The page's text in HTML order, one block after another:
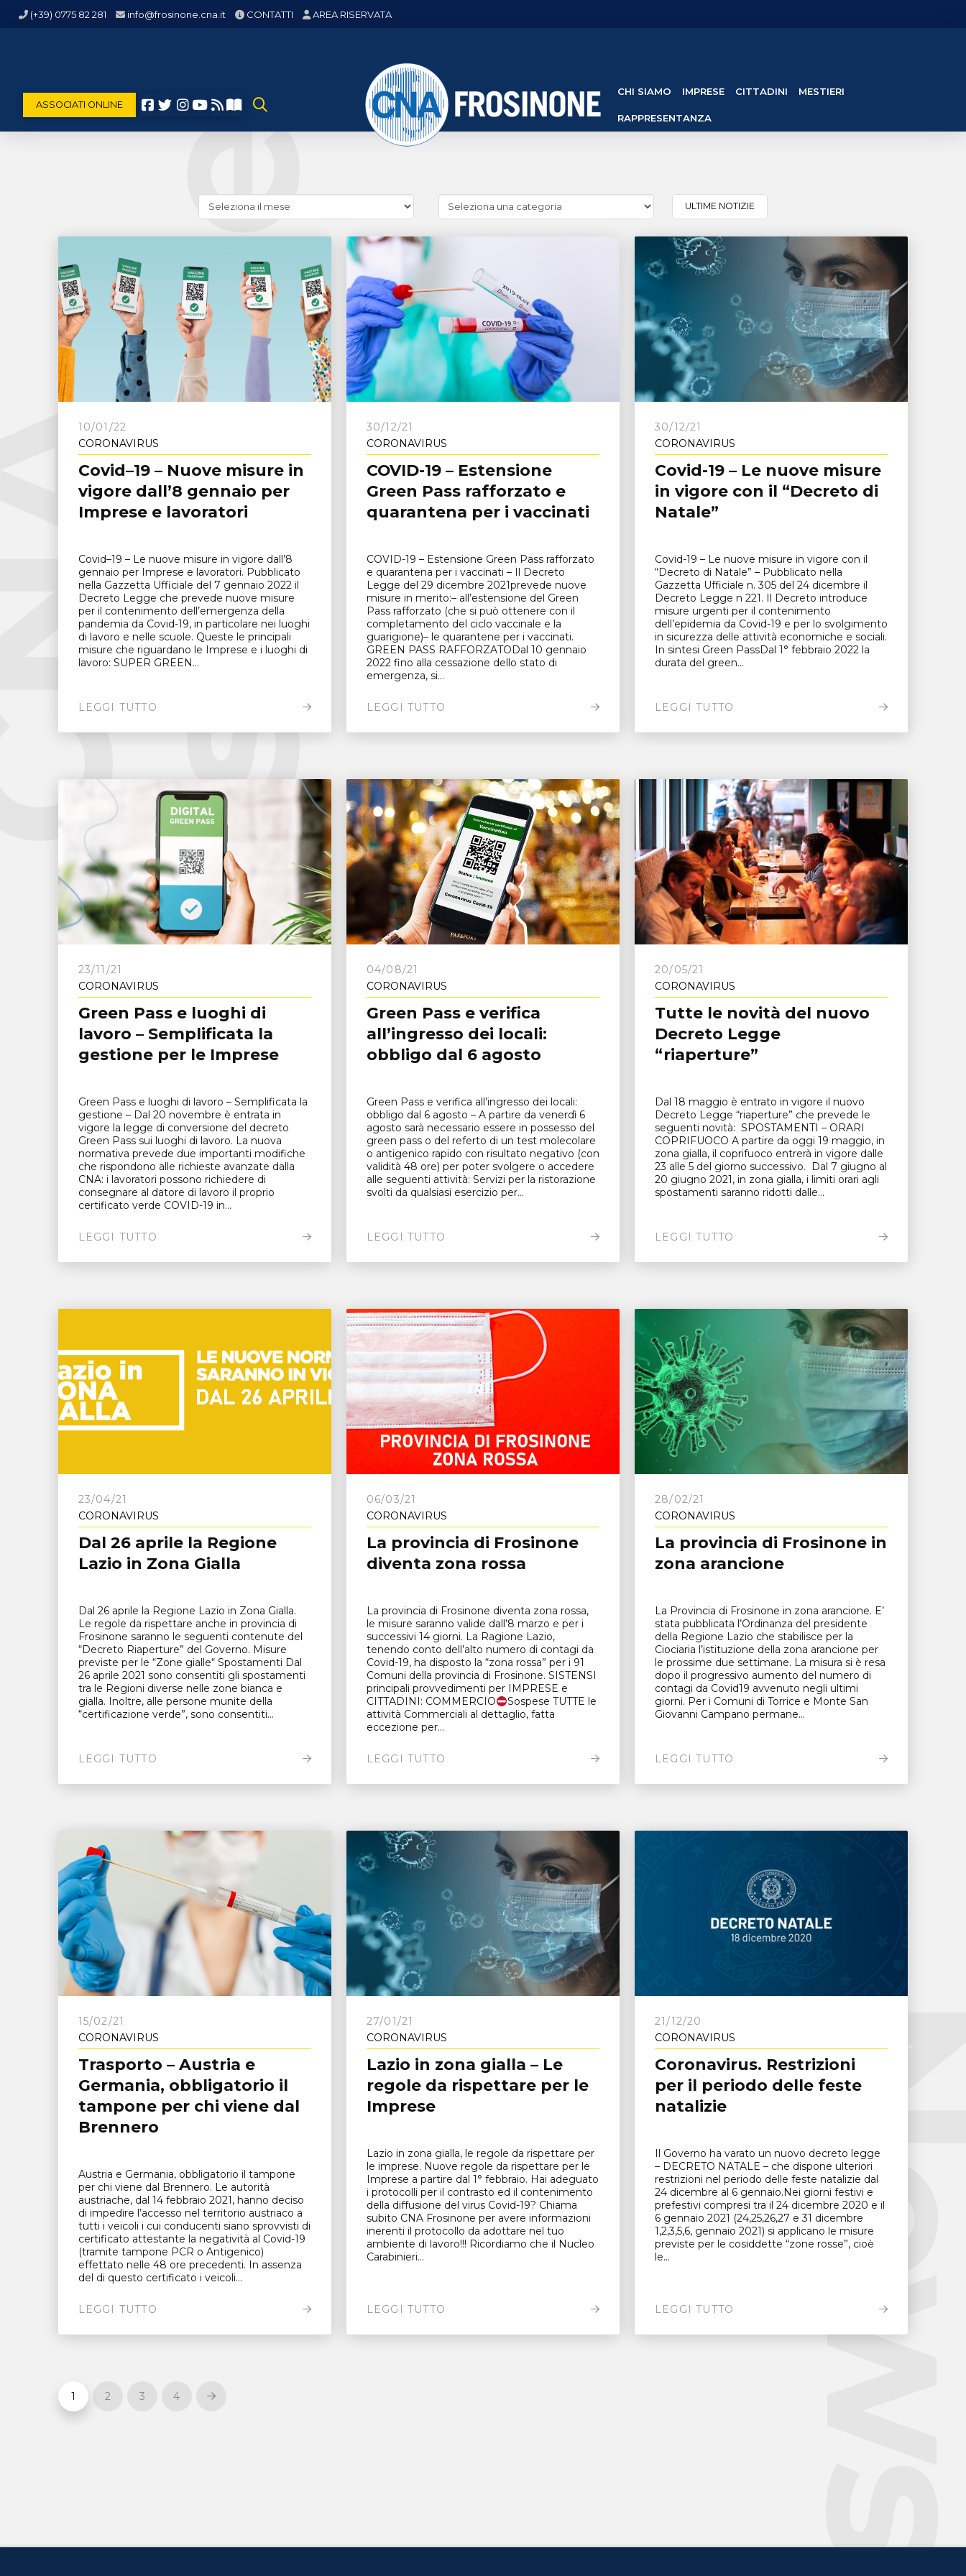
(+39) 0775 82 281 info@frosinone.cna.it CONTATTI AREA RISERVATA
ASSOCIATI ONLINE
CHI SIAMO IMPRESE CITTADINI MESTIERI
RAPPRESENTANZA
e ULTIME NOTIZIE
10/01/22
CORONAVIRUS
Covid–19 – Nuove misure in
vigore dall’8 gennaio per
Imprese e lavoratori
Covid–19 – Le nuove misure in vigore dall’8
gennaio per Imprese e lavoratori. Pubblicato
nella Gazzetta Ufficiale del 7 gennaio 2022 il
Decreto Legge che prevede nuove misure
per il contenimento dell’emergenza della
pandemia da Covid-19, in particolare nei luoghi
di lavoro e nelle scuole. Queste le principali
misure che riguardano le Imprese e i luoghi di
lavoro: SUPER GREEN...
LEGGI TUTTO
30/12/21
CORONAVIRUS
COVID-19 – Estensione
Green Pass rafforzato e
quarantena per i vaccinati
COVID-19 – Estensione Green Pass rafforzato
e quarantena per i vaccinati – Il Decreto
Legge del 29 dicembre 2021prevede nuove
misure in merito:– all’estensione del Green
Pass rafforzato (che si può ottenere con il
completamento del ciclo vaccinale e la
guarigione)– le quarantene per i vaccinati.
GREEN PASS RAFFORZATODal 10 gennaio
2022 fino alla cessazione dello stato di
emergenza, si...
LEGGI TUTTO
30/12/21
CORONAVIRUS
Covid-19 – Le nuove misure
in vigore con il “Decreto di
Natale”
Covid-19 – Le nuove misure in vigore con il
“Decreto di Natale” – Pubblicato nella
Gazzetta Ufficiale n. 305 del 24 dicembre il
Decreto Legge n 221. Il Decreto introduce
misure urgenti per il contenimento
dell’epidemia da Covid-19 e per lo svolgimento
in sicurezza delle attività economiche e sociali.
In sintesi Green PassDal 1° febbraio 2022 la
durata del green...
LEGGI TUTTO
23/11/21
CORONAVIRUS
Green Pass e luoghi di
lavoro – Semplificata la
gestione per le Imprese
Green Pass e luoghi di lavoro – Semplificata la
gestione – Dal 20 novembre è entrata in
vigore la legge di conversione del decreto
Green Pass sui luoghi di lavoro. La nuova
normativa prevede due importanti modifiche
che rispondono alle richieste avanzate dalla
CNA: i lavoratori possono richiedere di
consegnare al datore di lavoro il proprio
certificato verde COVID-19 in...
LEGGI TUTTO
04/08/21
CORONAVIRUS
Green Pass e verifica
all’ingresso dei locali:
obbligo dal 6 agosto
Green Pass e verifica all’ingresso dei locali:
obbligo dal 6 agosto – A partire da venerdì 6
agosto sarà necessario essere in possesso del
green pass o del referto di un test molecolare
o antigenico rapido con risultato negativo (con
validità 48 ore) per poter svolgere o accedere
alle seguenti attività: Servizi per la ristorazione
svolti da qualsiasi esercizio per...
LEGGI TUTTO
20/05/21
CORONAVIRUS
Tutte le novità del nuovo
Decreto Legge
“riaperture”
Dal 18 maggio è entrato in vigore il nuovo
Decreto Legge “riaperture” che prevede le
seguenti novità: SPOSTAMENTI – ORARI
COPRIFUOCO A partire da oggi 19 maggio, in
zona gialla, il coprifuoco entrerà in vigore dalle
23 alle 5 del giorno successivo. Dal 7 giugno al
20 giugno 2021, in zona gialla, i limiti orari agli
spostamenti saranno ridotti dalle...
LEGGI TUTTO
23/04/21
CORONAVIRUS
Dal 26 aprile la Regione
Lazio in Zona Gialla
Dal 26 aprile la Regione Lazio in Zona Gialla.
Le regole da rispettare anche in provincia di
Frosinone saranno le seguenti contenute del
“Decreto Riaperture” del Governo. Misure
previste per le “Zone gialle“ Spostamenti Dal
26 aprile 2021 sono consentiti gli spostamenti
tra le Regioni diverse nelle zone bianca e
gialla. Inoltre, alle persone munite della
“certificazione verde”, sono consentiti...
LEGGI TUTTO
06/03/21
CORONAVIRUS
La provincia di Frosinone
diventa zona rossa
La provincia di Frosinone diventa zona rossa,
le misure saranno valide dall’8 marzo e per i
successivi 14 giorni. La Ragione Lazio,
tenendo conto dell’alto numero di contagi da
Covid-19, ha disposto la “zona rossa” per i 91
Comuni della provincia di Frosinone. SISTENSI
principali provvedimenti per IMPRESE e
CITTADINI: COMMERCIO
Sospese TUTTE le
attività Commerciali al dettaglio, fatta
eccezione per...
LEGGI TUTTO
28/02/21
CORONAVIRUS
La provincia di Frosinone in
zona arancione
La Provincia di Frosinone in zona arancione. E’
stata pubblicata l’Ordinanza del presidente
della Regione Lazio che stabilisce per la
Ciociaria l’istituzione della zona arancione per
le prossime due settimane. La misura si è resa
dopo il progressivo aumento del numero di
contagi da Covid19 avvenuto negli ultimi
giorni. Per i Comuni di Torrice e Monte San
Giovanni Campano permane...
LEGGI TUTTO
15/02/21
CORONAVIRUS
Trasporto – Austria e
Germania, obbligatorio il
tampone per chi viene dal
Brennero
Austria e Germania, obbligatorio il tampone
per chi viene dal Brennero. Le autorità
austriache, dal 14 febbraio 2021, hanno deciso
di impedire l’accesso nel territorio austriaco a
tutti i veicoli i cui conducenti siano sprovvisti di
certificato attestante la negatività al Covid-19
(tramite tampone PCR o Antigenico)
effettato nelle 48 ore precedenti. In assenza
del di questo certificato i veicoli...
LEGGI TUTTO
27/01/21
CORONAVIRUS
Lazio in zona gialla – Le
regole da rispettare per le
Imprese
Lazio in zona gialla, le regole da rispettare per
le imprese. Nuove regole da rispettare per le
Imprese a partire dal 1° febbraio. Hai adeguato
i protocolli per il contrasto ed il contenimento
della diffusione del virus Covid-19? Chiama
subito CNA Frosinone per avere informazioni
inerenti il protocollo da adottare nel tuo
ambiente di lavoro!!! Ricordiamo che il Nucleo
Carabinieri...
LEGGI TUTTO
21/12/20
CORONAVIRUS
Coronavirus. Restrizioni
per il periodo delle feste
natalizie
Il Governo ha varato un nuovo decreto legge
– DECRETO NATALE – che dispone ulteriori
restrizioni nel periodo delle feste natalizie dal
24 dicembre al 6 gennaio.Nei giorni festivi e
prefestivi compresi tra il 24 dicembre 2020 e il
6 gennaio 2021 (24,25,26,27 e 31 dicembre
1,2,3,5,6, gennaio 2021) si applicano le misure
previste per le cosiddette “zone rosse”, cioè
le...
LEGGI TUTTO
1 2 3 4 Next